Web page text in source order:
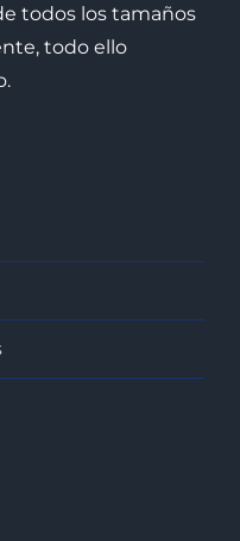
todos los tamaños
todo ello